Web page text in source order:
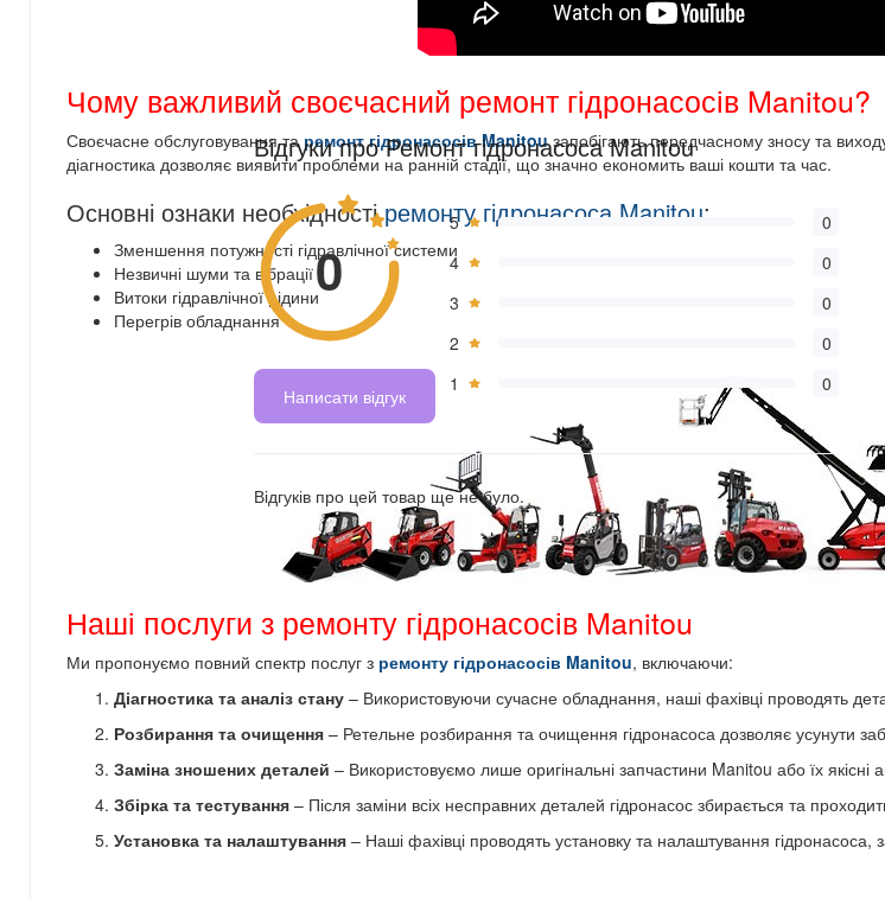
Чому важливий своєчасний ремонт гідронасосів Manitou?
Своєчасне обслуговування та ремонт гідронасосів Manitouзапобігають передчасному зносу та
діагностика дозволяє виявити проблеми на ранній стадії, що значно економить ваші кошти та час.
Основні ознаки необхідностіремонту гідронасоса Manitou:
Зменшення потужності гідравлічної системи
Незвичні шуми та вібрації
Витоки гідравлічної рідини
Перегрів обладнання
Наші послуги з ремонту гідронасосів Manitou
Ми пропонуємо повний спектр послуг з ремонту гідронасосів Manitou, включаючи:
Діагностика та аналіз стану – Використовуючи сучасне обладнання, наші фахівці проводять
Розбирання та очищення – Ретельне розбирання та очищення гідронасоса дозволяє усунути
Заміна зношених деталей – Використовуємо лише оригінальні запчастини Manitou або їх якісні
Збірка та тестування – Після заміни всіх несправних деталей гідронасос збирається та
Установка та налаштування – Наші фахівці проводять установку та налаштування
Відгуки про Ремонт гідронасоса Manitou
0
Написати відгук
5
0
4
0
3
0
2
0
1
0
Відгуків про цей товар ще не було.